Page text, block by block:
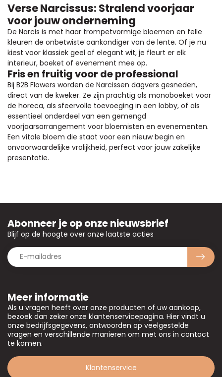
Verse Narcissus: Stralend voorjaar
voor jouw onderneming
De Narcis is met haar trompetvormige bloemen en felle
kleuren de onbetwiste aankondiger van de lente. Of je nu
kiest voor klassiek geel of elegant wit, je fleurt er elk
interieur, boeket of evenement mee op.
Fris en fruitig voor de professional
Bij B2B Flowers worden de Narcissen dagvers gesneden,
direct van de kweker. Ze zijn prachtig als monoboeket voor
de horeca, als sfeervolle toevoeging in een lobby, of als
essentieel onderdeel van een gemengd
voorjaarsarrangement voor bloemisten en evenementen.
Een vitale bloem die staat voor een nieuw begin en
onvoorwaardelijke vrolijkheid, perfect voor jouw zakelijke
presentatie.
Meer informatie
Als u vragen heeft over onze producten of uw aankoop,
bezoek dan zeker onze klantenservicepagina. Hier vindt u
onze bedrijfsgegevens, antwoorden op veelgestelde
vragen en verschillende manieren om met ons in contact
te komen.
Klantenservice
Abonneer je op onze nieuwsbrief
Blijf op de hoogte over onze laatste acties